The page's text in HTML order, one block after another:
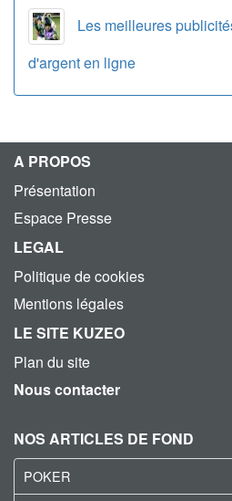
Les meilleures
d'argent en ligne
A PROPOS
Présentation
Espace Presse
LEGAL
Politique de cookies
Mentions légales
LE SITE KUZEO
Plan du site
Nous contacter
NOS ARTICLES DE FOND
POKER